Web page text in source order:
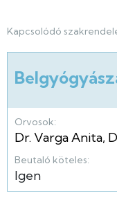
Kapcsolódó
Orvosok:
Dr. Varga Anita,
Beutaló köteles:
Igen